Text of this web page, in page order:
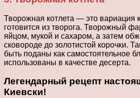
Творожная котлета — это вариация
готовится из творога. Творожный
яйцом, мукой и сахаром, а затем
сковороде до золотистой корочки.
быть поданы как самостоятельное
использованы в качестве десерта.
Легендарный рецепт
Киевски!